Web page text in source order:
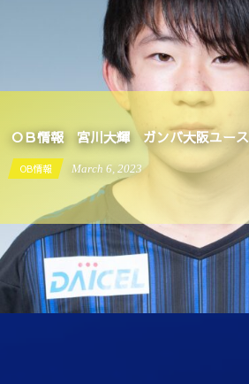
ＯＢ情報 宮川大輝 ガンバ大阪ユース
OB情報 March 6, 2023